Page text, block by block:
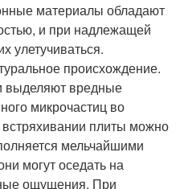
материалы обладают
и при надлежащей
улетучиваться.
происхождение.
выделяют вредные
микрочастиц во
плиты можно
мельчайшими
могут оседать на
ощущения. При